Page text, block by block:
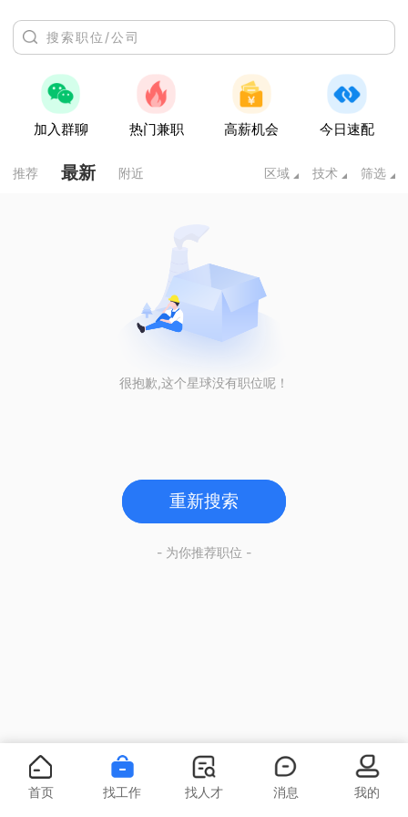
加入群聊 热门兼职 高薪机会 今日速配
推荐 最新 附近 区域 技术 筛选
很抱歉,这个星球没有职位呢！
重新搜索
- 为你推荐职位 -
首页 找工作 找人才 消息 我的